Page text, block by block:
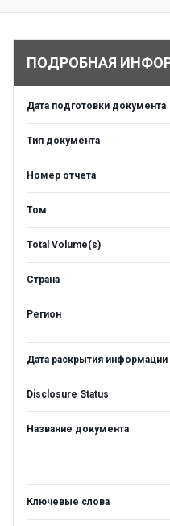
ПОДРОБНАЯ
Дата подготовки документа
Тип документа
Номер отчета
Том
Total Volume(s)
Страна
Регион
Дата раскрытия информации
Disclosure Status
Название документа
Ключевые слова